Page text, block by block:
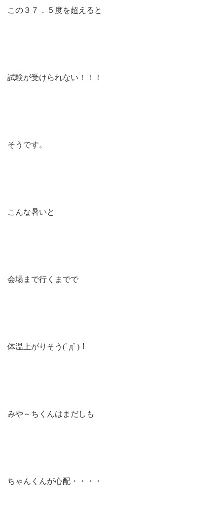
この３７．５度を超えると
試験が受けられない！！！
そうです。
こんな暑いと
会場まで行くまでで
体温上がりそう(ﾟдﾟ)！
みや～ちくんはまだしも
ちゃんくんが心配・・・・